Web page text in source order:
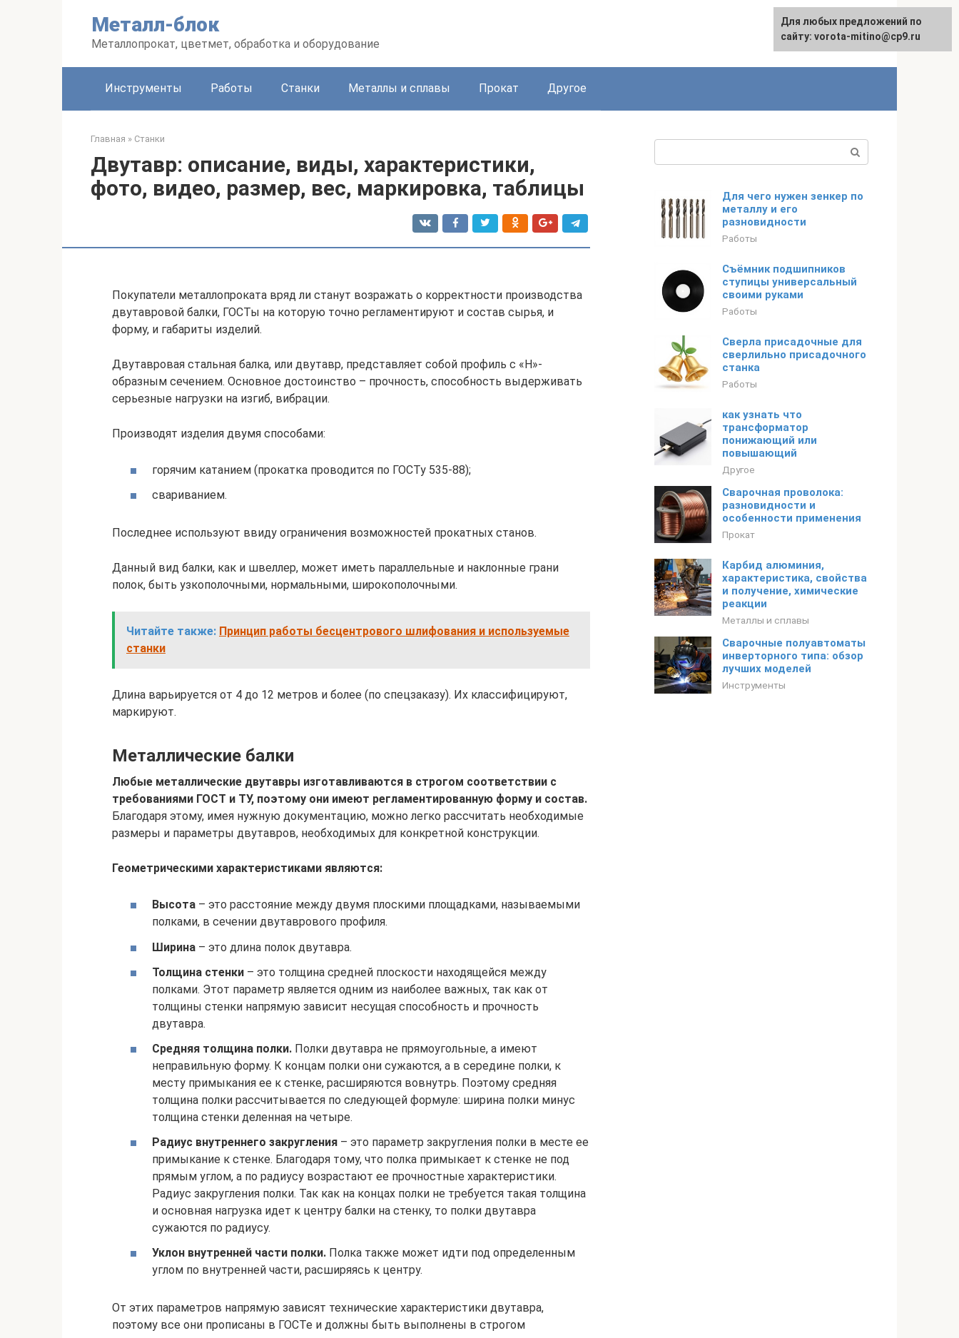
Металл-блок
Металлопрокат, цветмет, обработка и оборудование
Инструменты Работы Станки Металлы и сплавы Прокат Другое
Главная » Станки
Двутавр: описание, виды, характеристики,
фото, видео, размер, вес, маркировка, таблицы
Покупатели металлопроката вряд ли станут возражать о корректности производства
двутавровой балки, ГОСТы на которую точно регламентируют и состав сырья, и
форму, и габариты изделий.
Двутавровая стальная балка, или двутавр, представляет собой профиль с «Н»-
образным сечением. Основное достоинство – прочность, способность выдерживать
серьезные нагрузки на изгиб, вибрации.
Производят изделия двумя способами:
горячим катанием (прокатка проводится по ГОСТу 535-88);
свариванием.
Последнее используют ввиду ограничения возможностей прокатных станов.
Данный вид балки, как и швеллер, может иметь параллельные и наклонные грани
полок, быть узкополочными, нормальными, широкополочными.
Читайте также: Принцип работы бесцентрового шлифования и используемые
станки
Длина варьируется от 4 до 12 метров и более (по спецзаказу). Их классифицируют,
маркируют.
Металлические балки
Любые металлические двутавры изготавливаются в строгом соответствии с
требованиями ГОСТ и ТУ, поэтому они имеют регламентированную форму и состав.
Благодаря этому, имея нужную документацию, можно легко рассчитать необходимые
размеры и параметры двутавров, необходимых для конкретной конструкции.
Геометрическими характеристиками являются:
Высота – это расстояние между двумя плоскими площадками, называемыми
полками, в сечении двутаврового профиля.
Ширина – это длина полок двутавра.
Толщина стенки – это толщина средней плоскости находящейся между
полками. Этот параметр является одним из наиболее важных, так как от
толщины стенки напрямую зависит несущая способность и прочность
двутавра.
Средняя толщина полки. Полки двутавра не прямоугольные, а имеют
неправильную форму. К концам полки они сужаются, а в середине полки, к
месту примыкания ее к стенке, расширяются вовнутрь. Поэтому средняя
толщина полки рассчитывается по следующей формуле: ширина полки минус
толщина стенки деленная на четыре.
Радиус внутреннего закругления – это параметр закругления полки в месте ее
примыкание к стенке. Благодаря тому, что полка примыкает к стенке не под
прямым углом, а по радиусу возрастают ее прочностные характеристики.
Радиус закругления полки. Так как на концах полки не требуется такая толщина
и основная нагрузка идет к центру балки на стенку, то полки двутавра
сужаются по радиусу.
Уклон внутренней части полки. Полка также может идти под определенным
углом по внутренней части, расширяясь к центру.
От этих параметров напрямую зависят технические характеристики двутавра,
поэтому все они прописаны в ГОСТе и должны быть выполнены в строгом
Для чего нужен зенкер по
металлу и его
разновидности
Работы
Съёмник подшипников
ступицы универсальный
своими руками
Работы
Сверла присадочные для
сверлильно присадочного
станка
Работы
как узнать что
трансформатор
понижающий или
повышающий
Другое
Сварочная проволока:
разновидности и
особенности применения
Прокат
Карбид алюминия,
характеристика, свойства
и получение, химические
реакции
Металлы и сплавы
Сварочные полуавтоматы
инверторного типа: обзор
лучших моделей
Инструменты
Для любых предложений по
сайту: vorota-mitino@cp9.ru